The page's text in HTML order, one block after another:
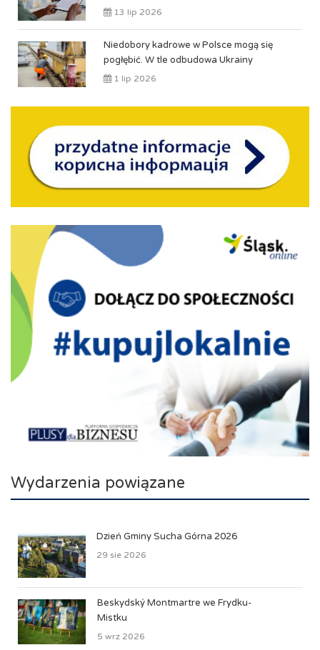
13 lip 2026
Niedobory kadrowe w Polsce mogą się
pogłębić. W tle odbudowa Ukrainy
1 lip 2026
Wydarzenia powiązane
Dzień Gminy Sucha Górna 2026
29 sie 2026
Beskydský Montmartre we Frydku-
Mistku
5 wrz 2026